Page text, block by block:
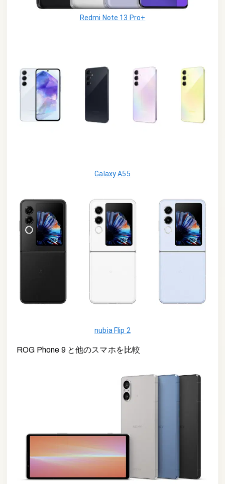
Redmi Note 13 Pro+
Galaxy A55
nubia Flip 2
ROG Phone 9と他のスマホを比較